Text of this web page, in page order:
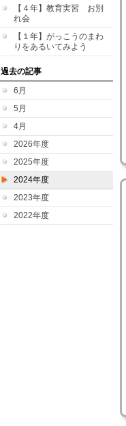
【４年】教育実習 お別
れ会
【１年】がっこうのまわ
りをあるいてみよう
過去の記事
6月
5月
4月
2026年度
2025年度
2024年度
2023年度
2022年度